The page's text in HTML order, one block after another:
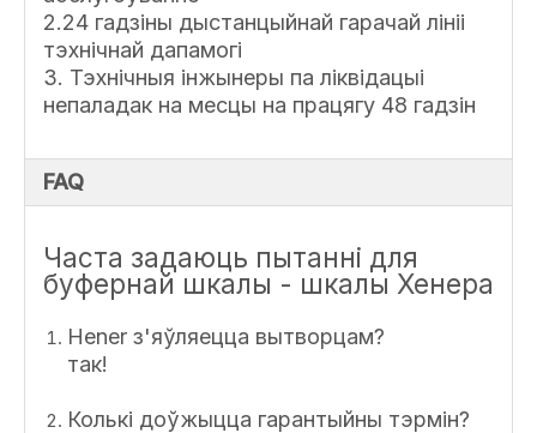
2.24 гадзіны дыстанцыйнай гарачай лініі
тэхнічнай дапамогі
3. Тэхнічныя інжынеры па ліквідацыі
непаладак на месцы на працягу 48 гадзін
FAQ
Часта задаюць пытанні для
буфернай шкалы - шкалы Хенера
Hener з'яўляецца вытворцам?
так!
Колькі доўжыцца гарантыйны тэрмін?